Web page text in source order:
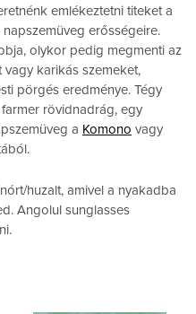
emlékeztetni titeket a
erősségeire.
olykor pedig megmenti az
karikás szemeket,
pörgés eredménye. Tégy
rövidnadrág, egy
a Komono vagy
huzalt, amivel a nyakadba
Angolul sunglasses